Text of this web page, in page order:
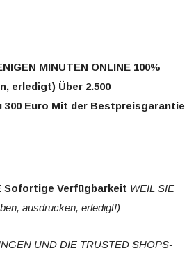
MINUTEN ONLINE 100%
erledigt) Über 2.500
Euro Mit der Bestpreisgarantie
Sofortige Verfügbarkeit WEIL SIE
ausdrucken, erledigt!)
UND DIE TRUSTED SHOPS-